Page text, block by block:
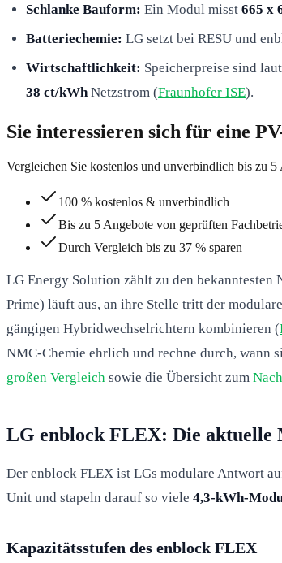
Schlanke Bauform: Ein Modul misst 665 x
Batteriechemie: LG setzt bei RESU und
Wirtschaftlichkeit: Speicherpreise sind
38 ct/kWhNetzstrom (Fraunhofer ISE).
Sie interessieren sich für eine
Vergleichen Sie kostenlos und unverbindlich bis zu
100 % kostenlos & unverbindlich
Bis zu 5 Angebote von geprüften
Durch Vergleich bis zu 37 % sparen
LG Energy Solution zählt zu den
Prime) läuft aus, an ihre Stelle tritt der modulare
gängigen Hybridwechselrichtern kombinieren (
NMC-Chemie ehrlich und rechne durch, wann
großen Vergleich sowie die Übersicht zum
LG enblock FLEX: Die
Der enblock FLEX ist LGs modulare Antwort
Unit und stapeln darauf so viele 4,3-kWh-
Kapazitätsstufen des enblock FLEX